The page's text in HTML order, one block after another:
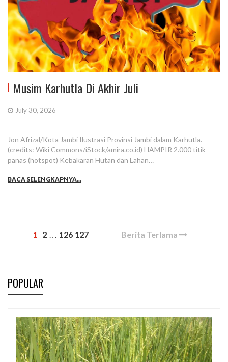
Musim Karhutla Di Akhir Juli
July 30, 2026
Jon Afrizal/Kota Jambi Ilustrasi Provinsi Jambi dalam Karhutla.
(credits: Wiki Commons/iStock/amira.co.id) HAMPIR 2.000 titik
panas (hotspot) Kebakaran Hutan dan Lahan…
BACA SELENGKAPNYA...
1 2 … 126 127 Berita Terlama
POPULAR